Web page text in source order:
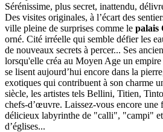
Sérénissime, plus secret, inattendu,
Des visites originales, à l’écart des
ville pleine de surprises comme le palais
orné. Cité irréelle qui semble défier les
de nouveaux secrets à percer... Ses
lorsqu'elle créa au Moyen Age un
se lisent aujourd’hui encore dans la
exotiques qui contribuent à son charme
siècle, les artistes tels Bellini, Titien,
chefs-d’œuvre. Laissez-vous encore une
délicieux labyrinthe de "calli", "campi" et
d’églises...